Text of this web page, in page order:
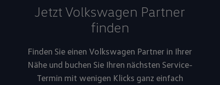
Jetzt Volkswagen Partner
finden
Finden Sie einen Volkswagen Partner in Ihrer
Nähe und buchen Sie Ihren nächsten Service-
Termin mit wenigen Klicks ganz einfach